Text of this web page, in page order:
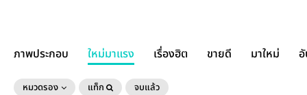
ภาพประกอบ ใหม่มาแรง เรื่องฮิต ขายดี มาใหม่
หมวดรอง แท็ก จบแล้ว